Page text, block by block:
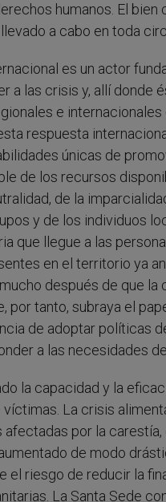
humanos. El
a cabo en toda
es un actor
a las crisis y, allí donde
e
respuesta
únicas de
de los recursos
de la
y de los individuos
que llegue a las
en el territorio ya
después de que
por tanto, subraya el
de adoptar políticas
a las necesidades
la capacidad y la
La crisis
por la
de modo
el riesgo de reducir la
La Santa Sede